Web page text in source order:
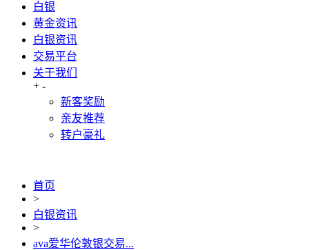
白银
黄金资讯
白银资讯
交易平台
关于我们
+ -
新客奖励
亲友推荐
转户豪礼
首页
>
白银资讯
>
ava爱华伦敦银交易...